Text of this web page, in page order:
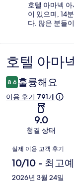
호텔 아마넥
이 있으며, 14
다. 많은 분들
이
용
후
호텔 아마
8.6 훌륭해요
이용 후기 791개
9.0
청결 상태
이
용
후
실제 이용 고객 후기
10/10 - 최고
2026년 3월 24일